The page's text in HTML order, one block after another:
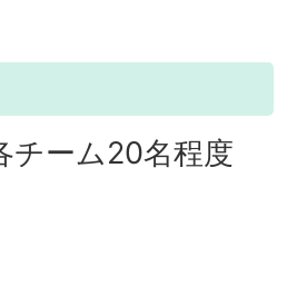
チーム20名程度